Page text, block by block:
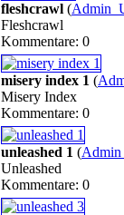
fleshcrawl (
Fleshcrawl
Kommentare: 0
misery index 1 (
Misery Index
Kommentare: 0
unleashed 1 (
Unleashed
Kommentare: 0